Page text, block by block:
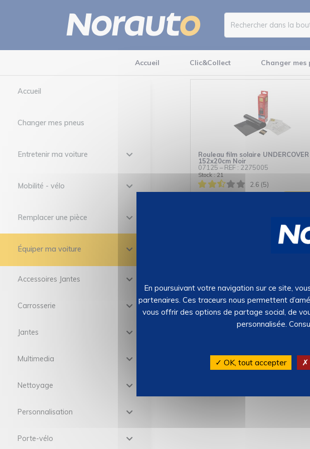
Accueil Clic&Collect Changer mes
Accueil
Changer mes pneus
Entretenir ma voiture
Mobilité - vélo
Remplacer une pièce
Équiper ma voiture
Accessoires Jantes
Carrosserie
Jantes
Multimedia
Nettoyage
Personnalisation
Porte-vélo
Rouleau film solaire UNDERCOVER
152x20cm Noir
07125 –REF : 2275005
Stock : 21
2.6 (5)
Rouleau film solaire UNDERCOVER
300x50cm Noir fumé
07125– REF : 2275002
Stock : 15
2.7 (14)
En poursuivant votre navigation sur ce site,
partenaires. Ces traceurs nous permettent
vous offrir des options de partage social, de
personnalisée.
✓ OK, tout accepter ✗